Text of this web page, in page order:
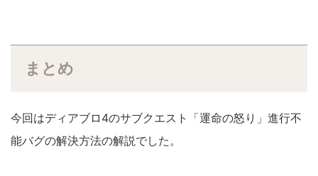
まとめ
今回はディアブロ4のサブクエスト「運命の怒り」進行不
能バグの解決方法の解説でした。